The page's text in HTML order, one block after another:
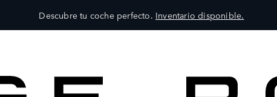
Descubre tu coche perfecto. Inventario disponible.